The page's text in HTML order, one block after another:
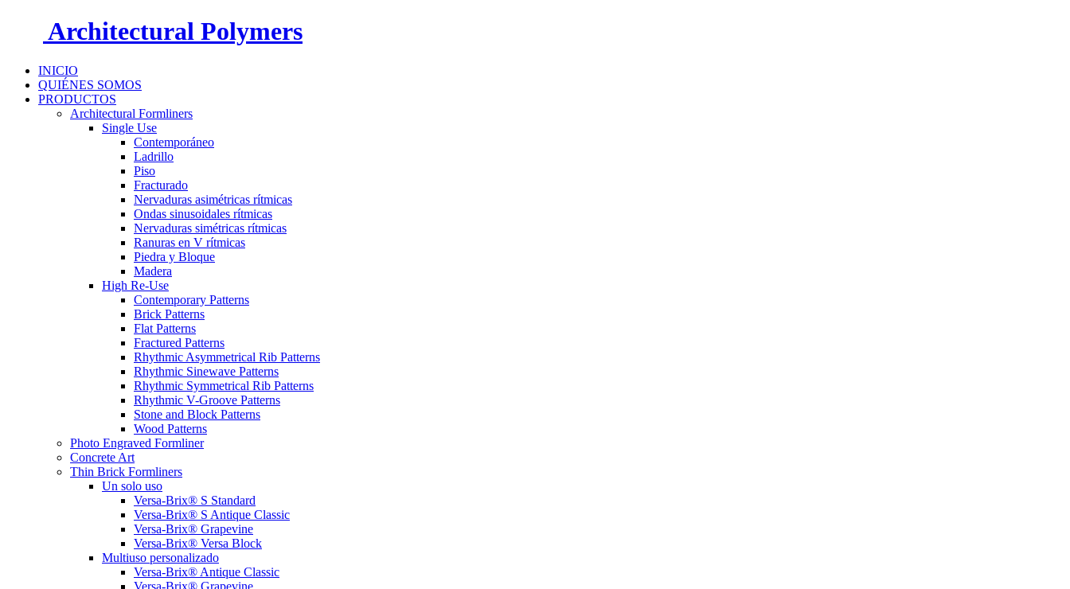
Architectural Polymers
INICIO
QUIÉNES SOMOS
PRODUCTOS
Architectural Formliners
Single Use
Contemporáneo
Ladrillo
Piso
Fracturado
Nervaduras asimétricas rítmicas
Ondas sinusoidales rítmicas
Nervaduras simétricas rítmicas
Ranuras en V rítmicas
Piedra y Bloque
Madera
High Re-Use
Contemporary Patterns
Brick Patterns
Flat Patterns
Fractured Patterns
Rhythmic Asymmetrical Rib Patterns
Rhythmic Sinewave Patterns
Rhythmic Symmetrical Rib Patterns
Rhythmic V-Groove Patterns
Stone and Block Patterns
Wood Patterns
Photo Engraved Formliner
Concrete Art
Thin Brick Formliners
Un solo uso
Versa-Brix® S Standard
Versa-Brix® S Antique Classic
Versa-Brix® Grapevine
Versa-Brix® Versa Block
Multiuso personalizado
Versa-Brix® Antique Classic
Versa-Brix® Grapevine